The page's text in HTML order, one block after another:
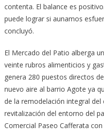
contenta. El balance es
puede lograr si aunamos
concluyó.
El Mercado del Patio alberga
veinte rubros alimenticios y
genera 280 puestos directos
nuevo aire al barrio Agote ya
de la remodelación integral
revitalización del entorno del
Comercial Paseo Cafferata